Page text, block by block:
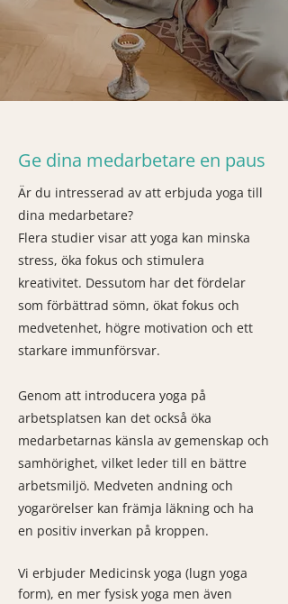
Ge dina medarbetare en paus
Är du intresserad av att erbjuda yoga till
dina medarbetare?
Flera studier visar att yoga kan minska
stress, öka fokus och stimulera
kreativitet. Dessutom har det fördelar
som förbättrad sömn, ökat fokus och
medvetenhet, högre motivation och ett
starkare immunförsvar.
Genom att introducera yoga på
arbetsplatsen kan det också öka
medarbetarnas känsla av gemenskap och
samhörighet, vilket leder till en bättre
arbetsmiljö. Medveten andning och
yogarörelser kan främja läkning och ha
en positiv inverkan på kroppen.
Vi erbjuder Medicinsk yoga (lugn yoga
form), en mer fysisk yoga men även